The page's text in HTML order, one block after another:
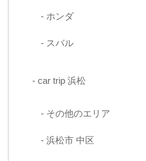
ホンダ
スバル
car trip 浜松
その他のエリア
浜松市 中区